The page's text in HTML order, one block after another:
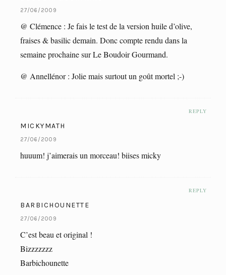
27/06/2009
@ Clémence : Je fais le test de la version huile d’olive,
fraises & basilic demain. Donc compte rendu dans la
semaine prochaine sur Le Boudoir Gourmand.
@ Annellénor : Jolie mais surtout un goût mortel ;-)
REPLY
MICKYMATH
27/06/2009
huuum! j’aimerais un morceau! biises micky
REPLY
BARBICHOUNETTE
27/06/2009
C’est beau et original !
Bizzzzzzz
Barbichounette